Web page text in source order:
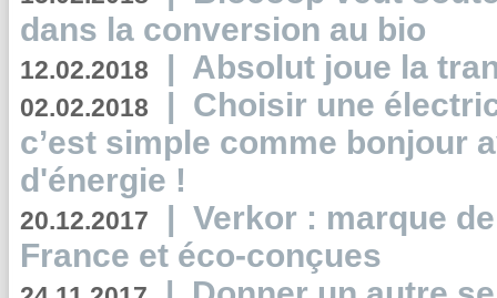
dans la conversion au bio
12.02.2018 | Absolut joue la
02.02.2018 | Choisir une
c’est simple comme bonjour
d'énergie !
20.12.2017 | Verkor : marque
France et éco-conçues